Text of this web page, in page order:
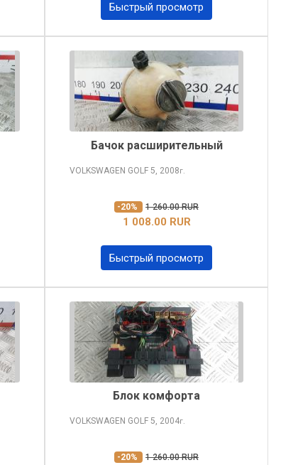
Быстрый просмотр
Бачок расширительный
VOLKSWAGEN GOLF 5, 2008г.
-20% 1 260.00 RUR
1 008.00 RUR
Быстрый просмотр
Блок комфорта
VOLKSWAGEN GOLF 5, 2004г.
-20% 1 260.00 RUR